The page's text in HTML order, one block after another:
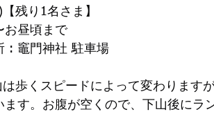
残り1名さま】
お昼頃まで
: 竈門神社 駐車場
歩くスピードによって変わります
ます。お腹が空くので、下山後にラ